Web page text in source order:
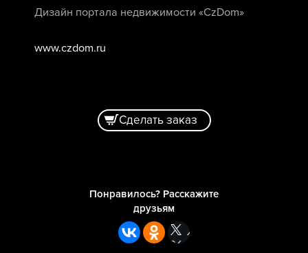
Дизайн портала недвижимости «CzDom»
www.czdom.ru
Сделать заказ
Понравилось? Расскажите
друзьям